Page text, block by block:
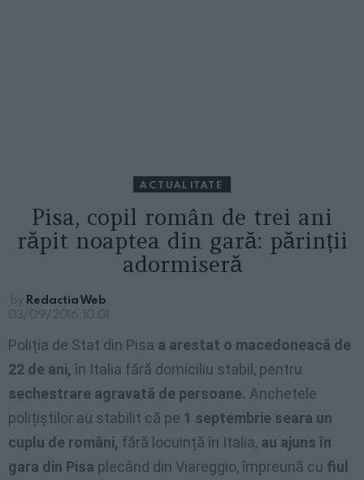
ACTUALITATE
Pisa, copil român de trei ani
răpit noaptea din gară: părinții
adormiseră
by Redactia Web
03/09/2016, 10:01
Poliția de Stat din Pisa a arestat o macedoneacă de
22 de ani, în Italia fără domiciliu stabil, pentru
sechestrare agravată de persoane. Anchetele
polițiștilor au stabilit că pe 1 septembrie seara un
cuplu de români, fără locuință în Italia, au ajuns în
gara din Pisa plecând din Viareggio, împreună cu fiul